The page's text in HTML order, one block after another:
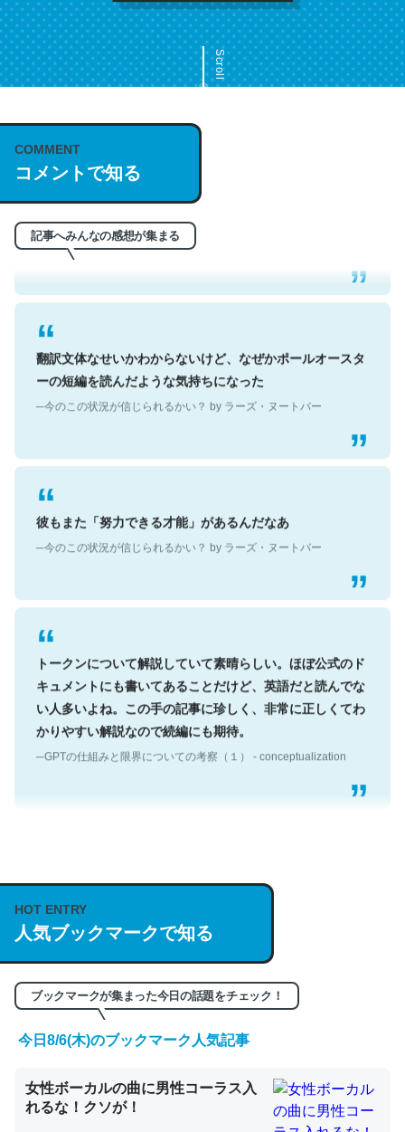
Scroll
COMMENT
コメントで知る
記事へみんなの感想が集まる
これは名文。彼はとてもクレバーなんだろうなと凄く思
う。英語少しでも読める人は原文もお勧め。自分はこの流
─今のこの状況が信じられるかい？ by ラーズ・ヌートバー
翻訳文体なせいかわからないけど、なぜかポールオースタ
ーの短編を読んだような気持ちになった
─今のこの状況が信じられるかい？ by ラーズ・ヌートバー
彼もまた「努力できる才能」があるんだなあ
─今のこの状況が信じられるかい？ by ラーズ・ヌートバー
トークンについて解説していて素晴らしい。ほぼ公式のド
キュメントにも書いてあることだけど、英語だと読んでな
い人多いよね。この手の記事に珍しく、非常に正しくてわ
かりやすい解説なので続編にも期待。
─GPTの仕組みと限界についての考察（１） - conceptualization
説してる記事が少ないので貴重な良記事。/続編来た
https://isobe324649.hatenablog.com/entry/2023/03/27
/064121
─GPTの仕組みと限界についての考察（１） - conceptualization
くらい。小説でいう「ずっと前の伏線」は回収されないけ
ど、短期記憶というには多い分量。進化すればするほど分
HOT ENTRY
人気ブックマークで知る
ブックマークが集まった今日の話題をチェック！
今日8/6(木)のブックマーク人気記事
女性ボーカルの曲に男性コーラス入
れるな！クソが！